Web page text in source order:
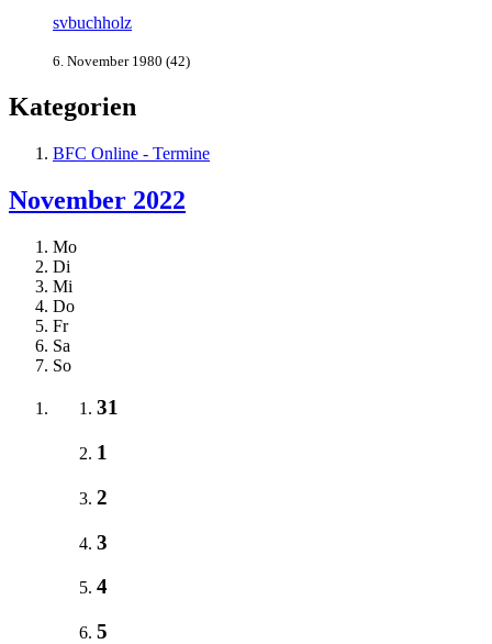
svbuchholz
6. November 1980 (42)
Kategorien
BFC Online - Termine
November 2022
Mo
Di
Mi
Do
Fr
Sa
So
31
1
2
3
4
5